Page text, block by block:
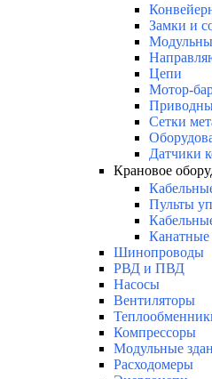
Замки и
Цепи
Мотор-
Сетки
Датчики
Крановое
Пульты
Канатные
Шинопроводы
РВД и ПВД
Насосы
Вентиляторы
Компрессоры
Модульные
Расходомеры